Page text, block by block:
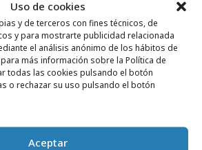
Uso de cookies
y de terceros con fines técnicos, de
y para mostrarte publicidad relacionada
el análisis anónimo de los hábitos de
para más información sobre la Política de
todas las cookies pulsando el botón
o rechazar su uso pulsando el botón
Aceptar
y otros cuentos de